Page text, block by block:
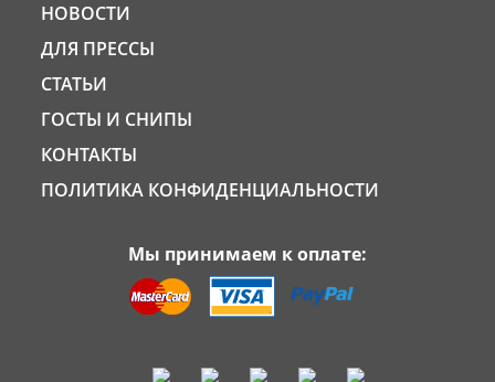
НОВОСТИ
ДЛЯ ПРЕССЫ
СТАТЬИ
ГОСТЫ И СНИПЫ
КОНТАКТЫ
ПОЛИТИКА КОНФИДЕНЦИАЛЬНОСТИ
Мы принимаем к оплате: